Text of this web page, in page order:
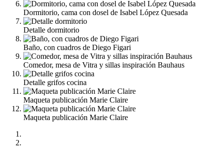
Dormitorio, cama con dosel de Isabel López Quesada
Detalle dormitorio
Baño, con cuadros de Diego Figari
Comedor, mesa de Vitra y sillas inspiración Bauhaus
Detalle grifos cocina
Maqueta publicación Marie Claire
Maqueta publicación Marie Claire